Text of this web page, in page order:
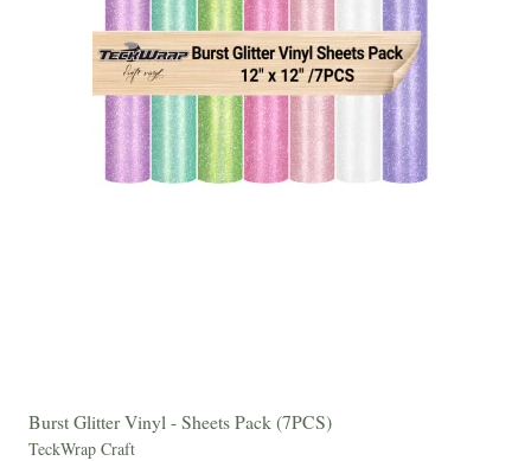
Burst Glitter Vinyl - Sheets Pack (7PCS)
TeckWrap Craft